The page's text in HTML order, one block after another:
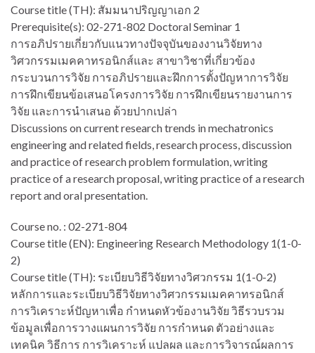
Course title (TH): สัมมนาปริญญาเอก 2
Prerequisite(s): 02-271-802 Doctoral Seminar 1
การอภิปรายเกี่ยวกับแนวทางปัจจุบันของงานวิจัยทาง
วิศวกรรมเมคคาทรอนิกส์และ สาขาวิชาที่เกี่ยวข้อง
กระบวนการวิจัย การอภิปรายและฝึกการตั้งปัญหาการวิจัย
การฝึกเขียนข้อเสนอโครงการวิจัย การฝึกเขียนรายงานการ
วิจัย และการนำเสนอ ด้วยปากเปล่า
Discussions on current research trends in mechatronics
engineering and related fields, research process, discussion
and practice of research problem formulation, writing
practice of a research proposal, writing practice of a research
report and oral presentation.
Course no. : 02-271-804
Course title (EN): Engineering Research Methodology 1(1-0-
2)
Course title (TH): ระเบียบวิธีวิจัยทางวิศวกรรม 1(1-0-2)
หลักการและระเบียบวิธีวิจัยทางวิศวกรรมเมคคาทรอนิกส์
การวิเคราะห์ปัญหาเพื่อ กำหนดหัวข้องานวิจัย วิธีรวบรวม
ข้อมูลเพื่อการวางแผนการวิจัย การกำหนด ตัวอย่างและ
เทคนิค วิธีการ การวิเคราะห์ แปลผล และการวิจารณ์ผลการ